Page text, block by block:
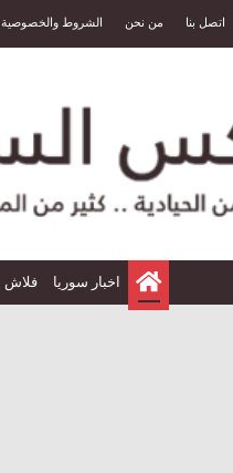
اتصل بنا من نحن الشروط والخصوصية
الرئيسية
اخبار سوريا فلاش